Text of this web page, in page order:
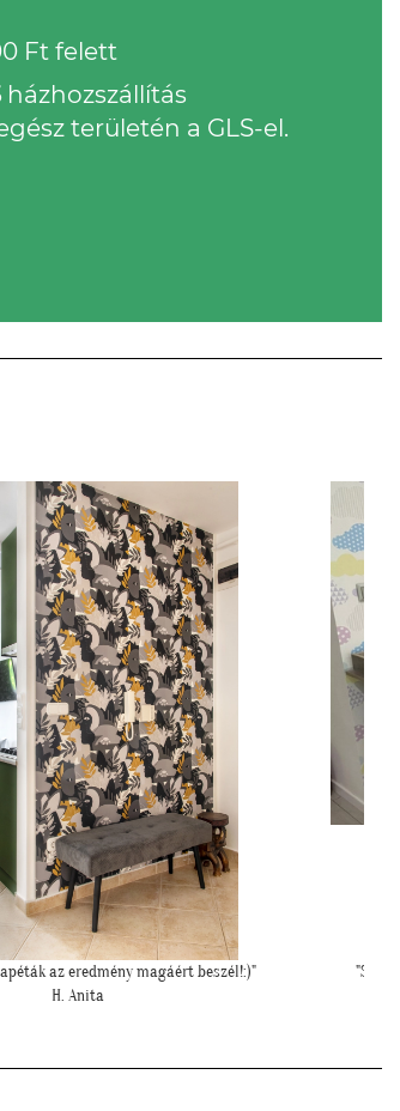
Ft felett
házhozszállítás
területén a GLS-el.
neked képeket. Ilyen lett a baba sarok a
tapétával."